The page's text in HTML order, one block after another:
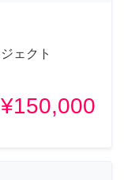
ェクト
¥150,000